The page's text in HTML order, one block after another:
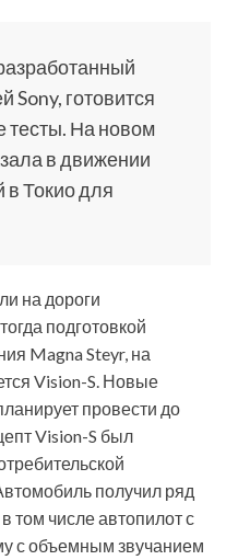
Sony, готовится
тесты. На новом
в движении
Токио для
на дороги
подготовкой
Magna Steyr, на
Vision-S. Новые
провести до
Vision-S был
получил ряд
том числе автопилот с
с объемным звучанием